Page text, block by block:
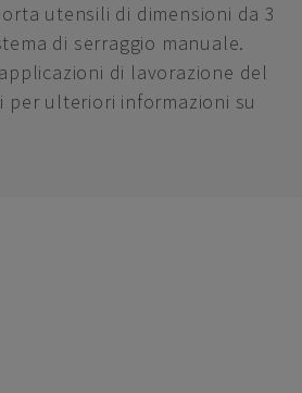
utensili di dimensioni da 3
di serraggio manuale.
di lavorazione del
per ulteriori informazioni su